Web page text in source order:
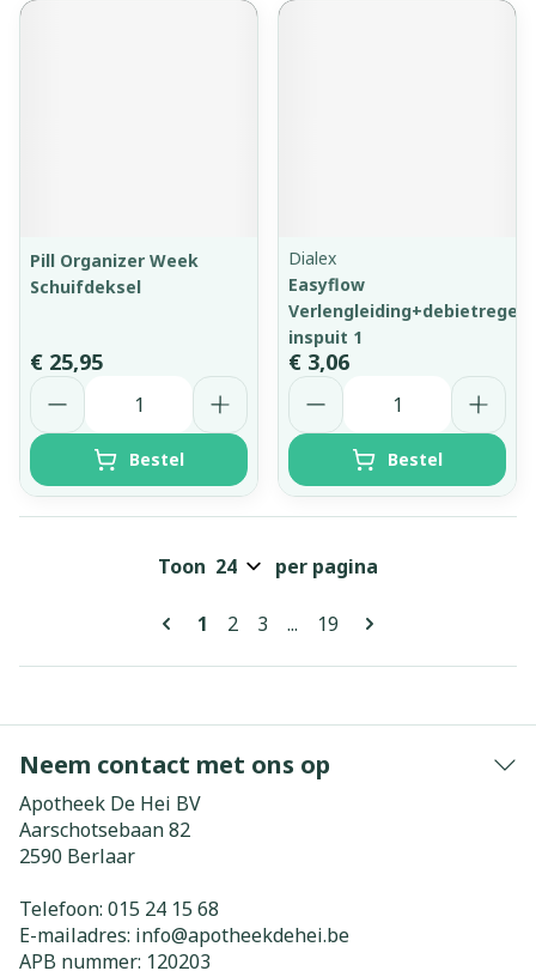
Pill Organizer Week
Schuifdeksel
€ 25,95
Aantal
Bestel
Dialex
Easyflow
inspuit 1
€ 3,06
Aantal
Bestel
Pagina's
U lees momenteel pagina
1 Pagina
2 Pagina
3 ... Pagina
19
Toon per pagina
Neem contact met ons op
Apotheek De Hei BV
Aarschotsebaan 82
2590 Berlaar
Telefoon: 015 24 15 68
E-mailadres: info@apotheekdehei.be
APB nummer: 120203